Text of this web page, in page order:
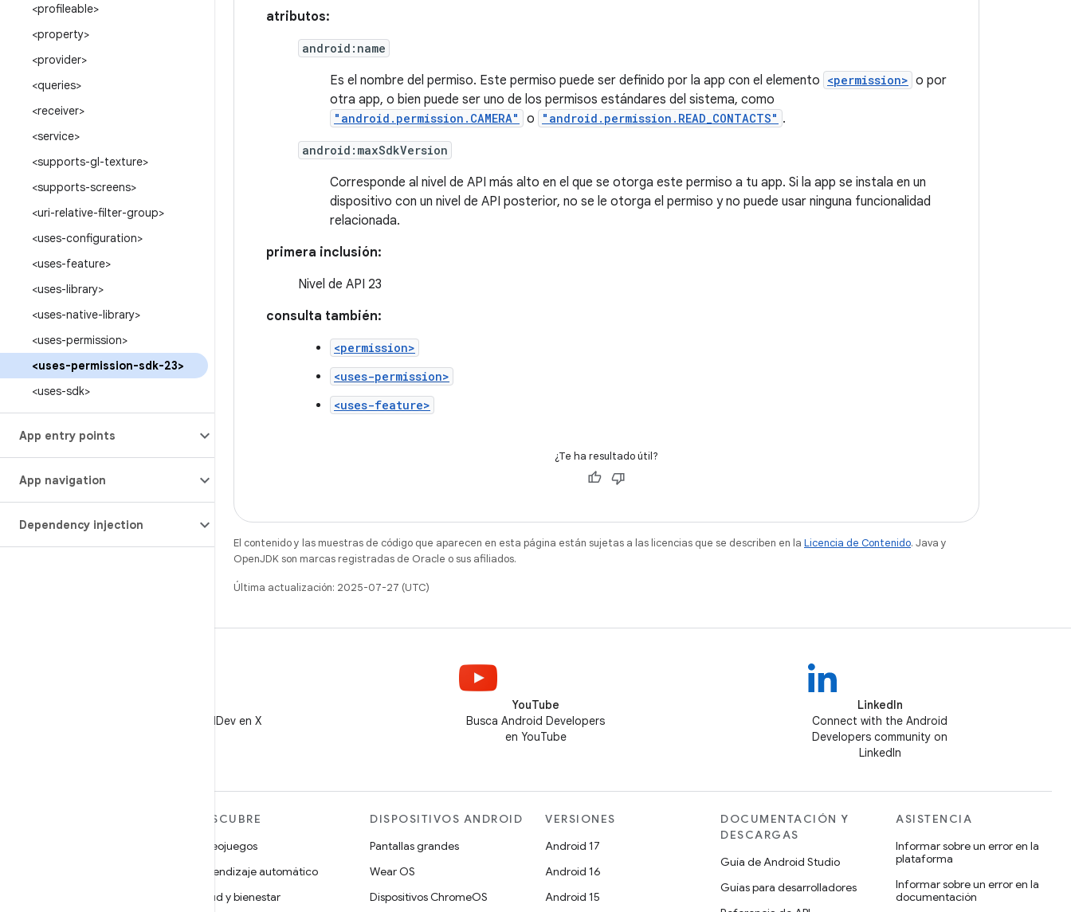
<profileable>
<property>
<provider>
<queries>
<receiver>
<service>
<supports-gl-texture>
<supports-screens>
<uri-relative-filter-group>
<uses-configuration>
<uses-feature>
<uses-library>
<uses-native-library>
<uses-permission>
<uses-permission-sdk-23>
<uses-sdk>
App entry points
App navigation
Dependency injection
atributos:
android:name
Es el nombre del permiso. Este permiso puede ser definido por la app con el elemento <permission> o por
otra app, o bien puede ser uno de los permisos estándares del sistema, como
"android.permission.CAMERA" o "android.permission.READ_CONTACTS" .
android:maxSdkVersion
Corresponde al nivel de API más alto en el que se otorga este permiso a tu app. Si la app se instala en un
dispositivo con un nivel de API posterior, no se le otorga el permiso y no puede usar ninguna funcionalidad
relacionada.
primera inclusión:
Nivel de API 23
consulta también:
<permission>
<uses-permission>
<uses-feature>
¿Te ha resultado útil?
El contenido y las muestras de código que aparecen en esta página están sujetas a las licencias que se describen en la Licencia de Contenido. Java y
OpenJDK son marcas registradas de Oracle o sus afiliados.
Última actualización: 2025-07-27 (UTC)
Sigue a @AndroidDev en X
YouTube
Busca Android Developers
en YouTube
LinkedIn
Connect with the Android
Developers community on
LinkedIn
DESCUBRE
Videojuegos
Aprendizaje automático
Salud y bienestar
DISPOSITIVOS ANDROID
Pantallas grandes
Wear OS
Dispositivos ChromeOS
VERSIONES
Android 17
Android 16
Android 15
DOCUMENTACIÓN Y
DESCARGAS
Guía de Android Studio
Guías para desarrolladores
ASISTENCIA
Informar sobre un error en la
plataforma
Informar sobre un error en la
documentación